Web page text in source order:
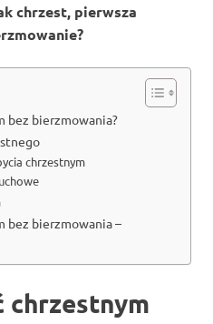
chrzest, pierwsza
bez bierzmowania?
chrzestnym
bez bierzmowania –
chrzestnym